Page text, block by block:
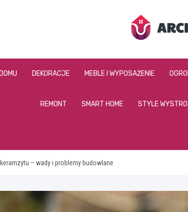
DEKORACJE MEBLE I WYPOSAŻENIE
REMONT SMART HOME STYLE
– wady i problemy budowlane